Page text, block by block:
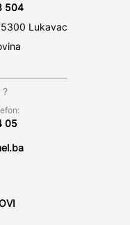
504
Lukavac
?
05